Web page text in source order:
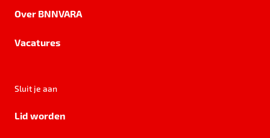
Over BNNVARA
Vacatures
Sluit je aan
Lid worden